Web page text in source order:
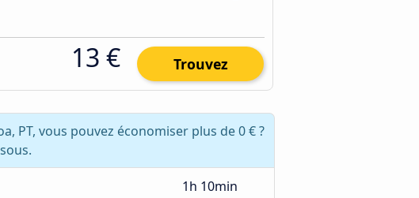
13 € Trouvez
PT, vous pouvez économiser plus de 0 € ?
1h 10min